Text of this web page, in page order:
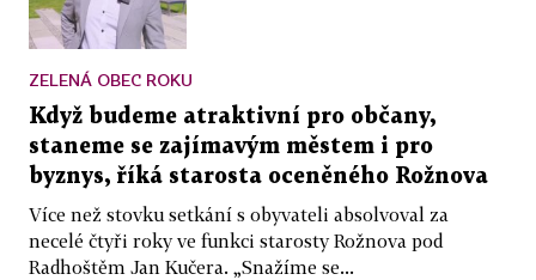
ZELENÁ OBEC ROKU
Když budeme atraktivní pro občany,
staneme se zajímavým městem i pro
byznys, říká starosta oceněného Rožnova
Více než stovku setkání s obyvateli absolvoval za
necelé čtyři roky ve funkci starosty Rožnova pod
Radhoštěm Jan Kučera. „Snažíme se...